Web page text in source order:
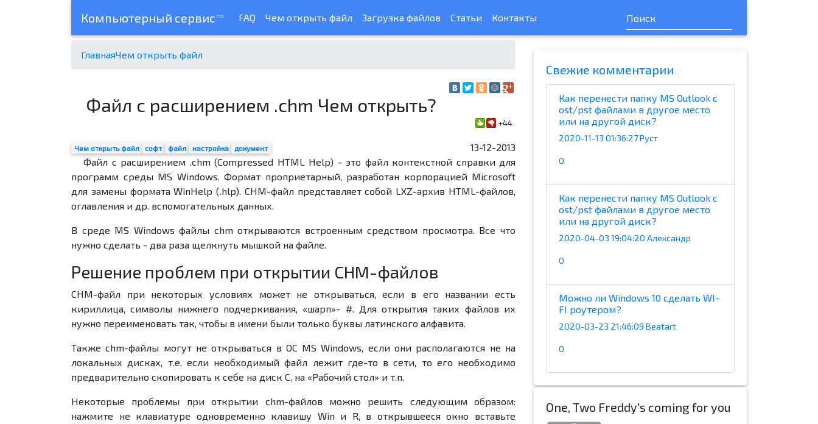
Компьютерный сервис cts FAQ Чем открыть файл Загрузка файлов Статьи Контакты
ГлавнаяЧем открыть файл
Файл с расширением .chm Чем открыть?
+44
Чем открыть файл софт файл настройка документ
13-12-2013
Файл с расширением .chm (Compressed HTML Help) - это файл контекстной справки для
программ среды MS Windows. Формат проприетарный, разработан корпорацией Microsoft
для замены формата WinHelp (.hlp). CHM-файл представляет собой LXZ-архив HTML-файлов,
оглавления и др. вспомогательных данных.
В среде MS Windows файлы chm открываются встроенным средством просмотра. Все что
нужно сделать - два раза щелкнуть мышкой на файле.
Решение проблем при открытии CHM-файлов
CHM-файл при некоторых условиях может не открываться, если в его названии есть
кириллица, символы нижнего подчеркивания, «шарп»- #. Для открытия таких файлов их
нужно переименовать так, чтобы в имени были только буквы латинского алфавита.
Также chm-файлы могут не открываться в ОС MS Windows, если они располагаются не на
локальных дисках, т.е. если необходимый файл лежит где-то в сети, то его необходимо
предварительно скопировать к себе на диск C, на «Рабочий стол» и т.п.
Некоторые проблемы при открытии chm-файлов можно решить следующим образом:
нажмите не клавиатуре одновременно клавишу Win и R, в открывшееся окно вставьте
Cвежие комментарии
Как перенести папку MS Outlook с
ost/pst файлами в другое место
или на другой диск?
2020-11-13 01:36:27 Руст
0
Как перенести папку MS Outlook с
ost/pst файлами в другое место
или на другой диск?
2020-04-03 19:04:20 Александр
0
Можно ли Windows 10 сделать WI-
FI роутером?
2020-03-23 21:46:09 Beatart
0
One, Two Freddy's coming for you